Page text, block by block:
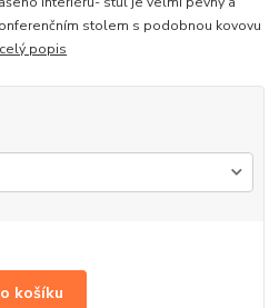
stolem s podobnou kovovu
celý popis
košíku